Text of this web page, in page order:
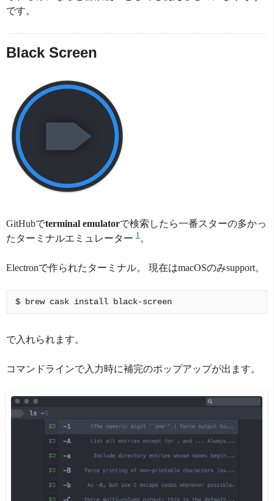
です。
Black Screen
GitHubでterminal emulatorで検索したら一番スターの多かっ
たターミナルエミュレーター 1 。
Electronで作られたターミナル。 現在はmacOSのみsupport。
で入れられます。
コマンドラインで入力時に補完のポップアップが出ます。